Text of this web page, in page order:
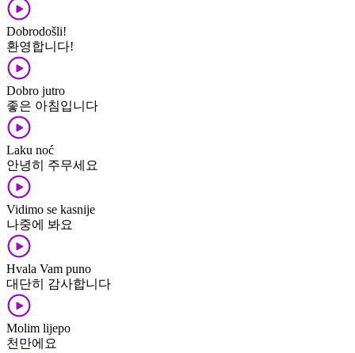
Dobrodošli!
환영합니다!
Dobro jutro
좋은 아침입니다
Laku noć
안녕히 주무세요
Vidimo se kasnije
나중에 봐요
Hvala Vam puno
대단히 감사합니다
Molim lijepo
천만에요